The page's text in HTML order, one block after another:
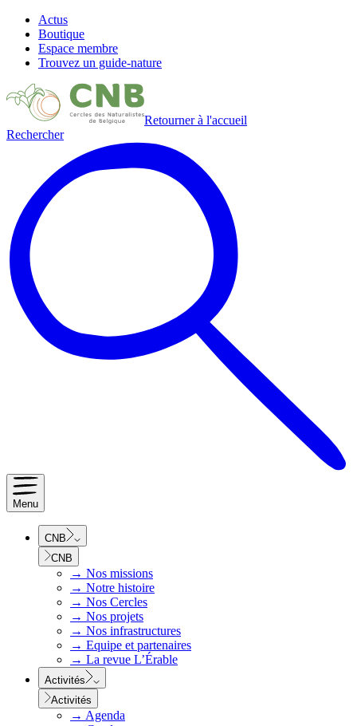
Actus
Boutique
Espace membre
Trouvez un guide-nature
Retourner à l'accueil
Rechercher
Menu
CNB
CNB
→ Nos missions
→ Notre histoire
→ Nos Cercles
→ Nos projets
→ Nos infrastructures
→ Equipe et partenaires
→ La revue L’Érable
Activités
Activités
→ Agenda